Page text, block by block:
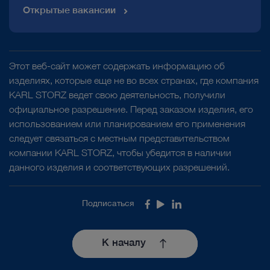
Открытые вакансии
Этот веб-сайт может содержать информацию об
изделиях, которые еще не во всех странах, где компания
KARL STORZ ведет свою деятельность, получили
официальное разрешение. Перед заказом изделия, его
использованием или планированием его применения
следует связаться с местным представительством
компании KARL STORZ, чтобы убедится в наличии
данного изделия и соответствующих разрешений.
Подписаться Facebook
YoutubeLinkedIn
К началу